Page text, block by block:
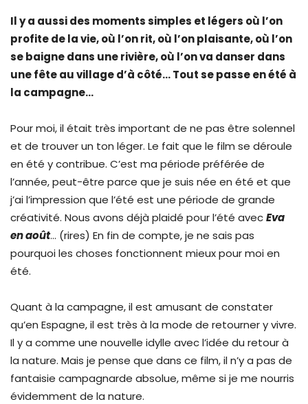
Il y a aussi des moments simples et légers où l’on
profite de la vie, où l’on rit, où l’on plaisante, où l’on
se baigne dans une rivière, où l’on va danser dans
une fête au village d’à côté… Tout se passe en été à
la campagne…
Pour moi, il était très important de ne pas être solennel
et de trouver un ton léger. Le fait que le film se déroule
en été y contribue. C’est ma période préférée de
l’année, peut-être parce que je suis née en été et que
j’ai l’impression que l’été est une période de grande
créativité. Nous avons déjà plaidé pour l’été avecEva
en août… (rires) En fin de compte, je ne sais pas
pourquoi les choses fonctionnent mieux pour moi en
été.
Quant à la campagne, il est amusant de constater
qu’en Espagne, il est très à la mode de retourner y vivre.
Il y a comme une nouvelle idylle avec l’idée du retour à
la nature. Mais je pense que dans ce film, il n’y a pas de
fantaisie campagnarde absolue, même si je me nourris
évidemment de la nature.